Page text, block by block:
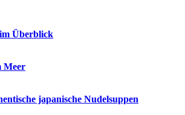
Überblick
Meer
japanische Nudelsuppen